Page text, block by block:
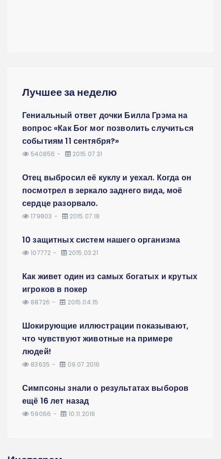
Лучшее за неделю
Гениальный ответ дочки Билла Грэма на
вопрос «Как Бог мог позволить случиться
событиям 11 сентября?»
540856 2015.07.31
Отец выбросил её куклу и уехал. Когда он
посмотрел в зеркало заднего вида, моё
сердце разорвало.
179803 2015.07.18
10 защитных систем нашего организма
107772 2015.03.21
Как живет один из самых богатых и крутых
игроков в покер
88726 2015.04.15
Шокирующие иллюстрации показывают,
что чувствуют животные на примере
людей!
83635 09.07.2016
Симпсоны знали о результатах выборов
ещё 16 лет назад
59066 10.11.2016